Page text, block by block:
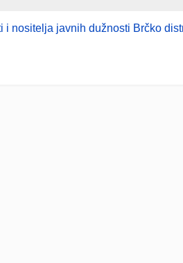
i nositelja javnih dužnosti Brčko